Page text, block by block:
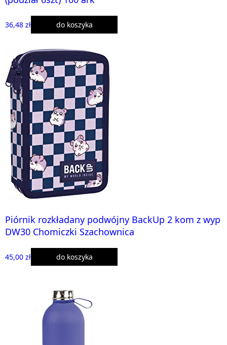
36,48 zł do koszyka
Piórnik rozkładany podwójny BackUp 2 kom z wyp
DW30 Chomiczki Szachownica
45,00 zł do koszyka